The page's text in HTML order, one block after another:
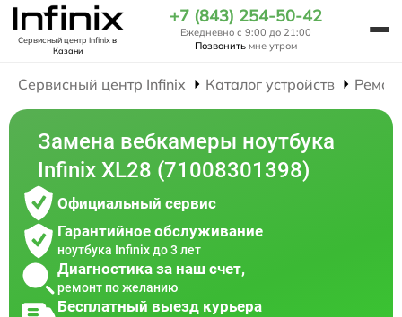
Сервисный центр Infinixв
Казани
+7 (843) 254-50-42
Ежедневно с 9:00 до 21:00
Позвонить мне утром
Сервисный центр Infinix Каталог устройств
Замена вебкамеры ноутбука
Infinix XL28 (71008301398)
Официальный сервис
Гарантийное обслуживание
ноутбука Infinix до 3 лет
Диагностика за наш счет,
ремонт по желанию
Бесплатный выезд курьера